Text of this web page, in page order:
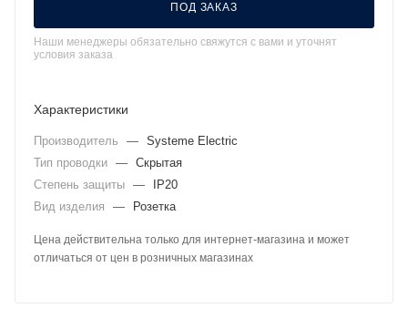
ПОД ЗАКАЗ
Наши менеджеры обязательно свяжутся с вами и уточнят
условия заказа
Характеристики
Производитель — Systeme Electric
Тип проводки — Скрытая
Степень защиты —
IP20
Вид изделия
— Розетка
Цена действительна только для интернет-магазина и может
отличаться от цен в розничных магазинах